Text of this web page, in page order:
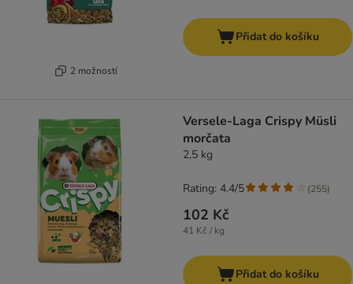
2 možností
Přidat do košíku
Versele-Laga Crispy Müsli
morčata
2,5 kg
102 Kč
41 Kč / kg
Rating: 4.4/5 (255)
Přidat do košíku